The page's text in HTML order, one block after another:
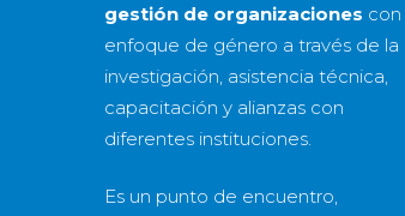
gestión de organizaciones con
enfoque de género a través de la
investigación, asistencia técnica,
capacitación y alianzas con
diferentes instituciones.
Es un punto de encuentro,